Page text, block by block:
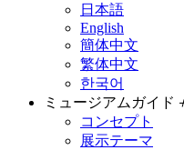
日本語
English
簡体中文
繁体中文
한국어
ミュージアムガイド
コンセプト
展示テーマ